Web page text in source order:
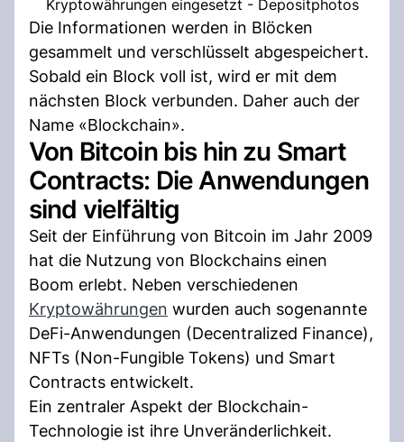
Kryptowährungen eingesetzt - Depositphotos
Die Informationen werden in Blöcken
gesammelt und verschlüsselt abgespeichert.
Sobald ein Block voll ist, wird er mit dem
nächsten Block verbunden. Daher auch der
Name «Blockchain».
Von Bitcoin bis hin zu Smart
Contracts: Die Anwendungen
sind vielfältig
Seit der Einführung von Bitcoin im Jahr 2009
hat die Nutzung von Blockchains einen
Boom erlebt. Neben verschiedenen
Kryptowährungen wurden auch sogenannte
DeFi-Anwendungen (Decentralized Finance),
NFTs (Non-Fungible Tokens) und Smart
Contracts entwickelt.
Ein zentraler Aspekt der Blockchain-
Technologie ist ihre Unveränderlichkeit.